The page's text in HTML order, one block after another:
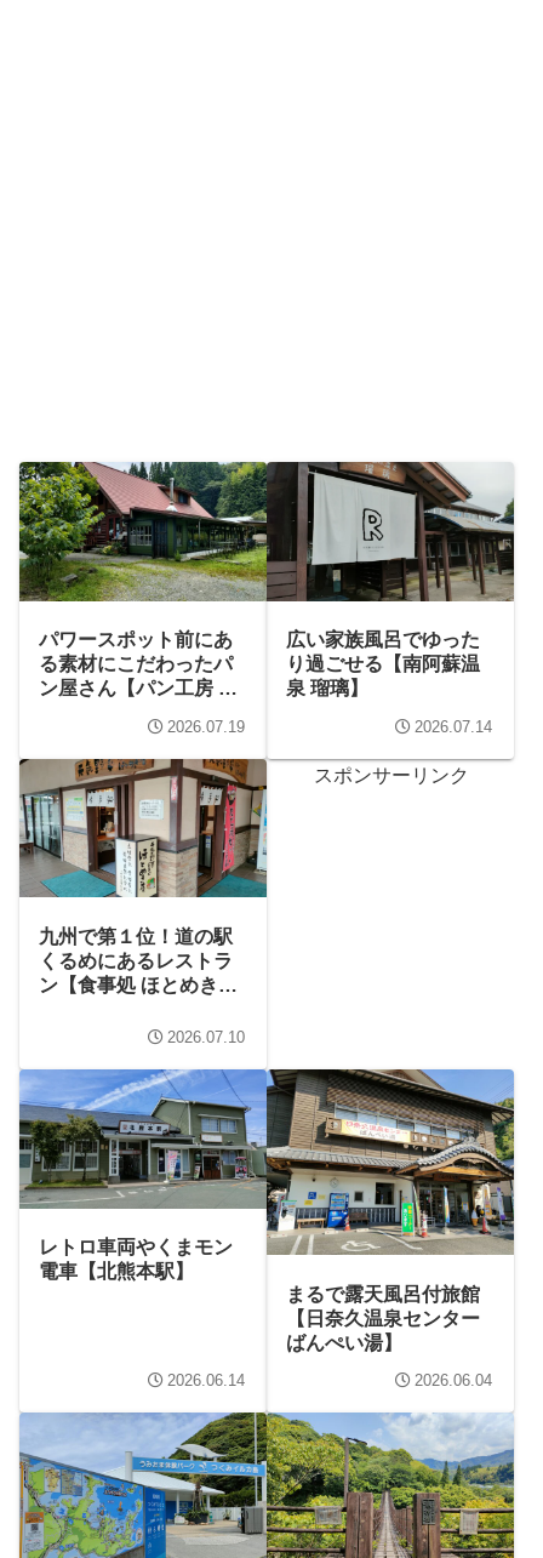
パワースポット前にあ
る素材にこだわったパ
ン屋さん【パン工房 ヤ
2026.07.19
広い家族風呂でゆった
り過ごせる【南阿蘇温
泉 瑠璃】
2026.07.14
九州で第１位！道の駅
くるめにあるレストラ
ン【食事処 ほとめき
2026.07.10
スポンサーリンク
レトロ車両やくまモン
電車【北熊本駅】
2026.06.14
まるで露天風呂付旅館
【日奈久温泉センター
ばんぺい湯】
2026.06.04